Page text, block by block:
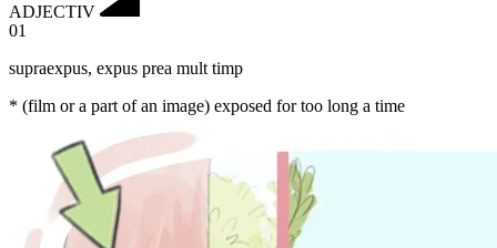
ADJECTIV
01
supraexpus, expus prea mult timp
* (film or a part of an image) exposed for too long a time